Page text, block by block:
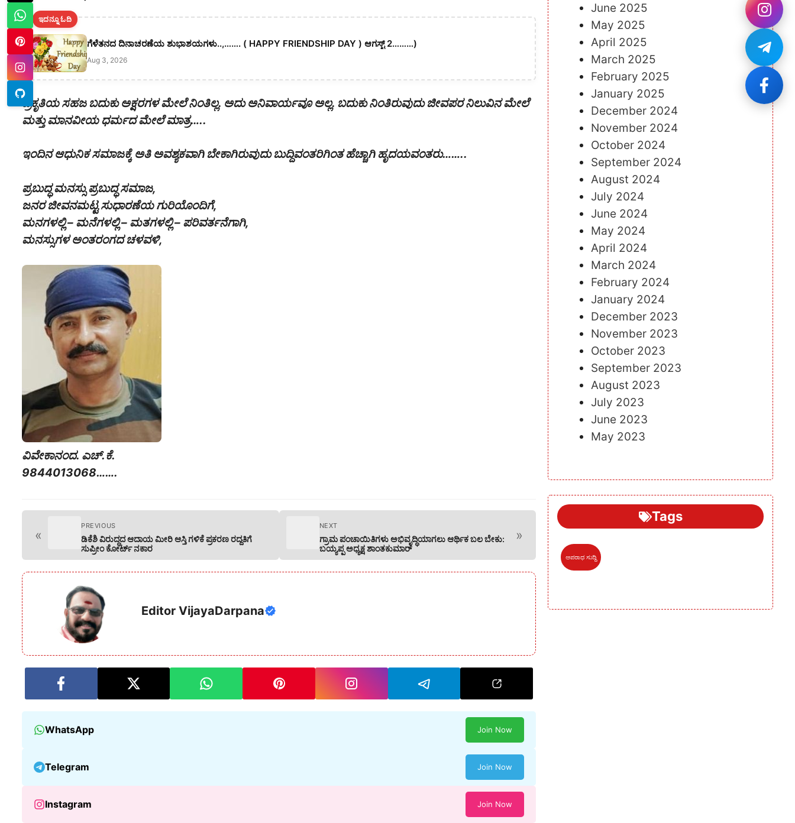
ಇದನ್ನೂ ಓದಿ
ಗೆಳೆತನದ ದಿನಾಚರಣೆಯ ಶುಭಾಶಯಗಳು..,……. ( HAPPY FRIENDSHIP DAY ) ಆಗಸ್ಟ್ 2………)
Aug 3, 2026
ಪ್ರಕೃತಿಯ ಸಹಜ ಬದುಕು ಅಕ್ಷರಗಳ ಮೇಲೆ ನಿಂತಿಲ್ಲ. ಅದು ಅನಿವಾರ್ಯವೂ ಅಲ್ಲ. ಬದುಕು ನಿಂತಿರುವುದು ಜೀವಪರ ನಿಲುವಿನ ಮೇಲೆ
ಮತ್ತು ಮಾನವೀಯ ಧರ್ಮದ ಮೇಲೆ ಮಾತ್ರ…..
ಇಂದಿನ ಆಧುನಿಕ ಸಮಾಜಕ್ಕೆ ಅತಿ ಅವಶ್ಯಕವಾಗಿ ಬೇಕಾಗಿರುವುದು ಬುದ್ದಿವಂತರಿಗಿಂತ ಹೆಚ್ಚಾಗಿ ಹೃದಯವಂತರು……..
ಪ್ರಬುದ್ಧ ಮನಸ್ಸು ಪ್ರಬುದ್ಧ ‌ಸಮಾಜ,
ಜನರ ಜೀವನಮಟ್ಟ ಸುಧಾರಣೆಯ ಗುರಿಯೊಂದಿಗೆ,
ಮನಗಳಲ್ಲಿ – ಮನೆಗಳಲ್ಲಿ – ಮತಗಳಲ್ಲಿ – ಪರಿವರ್ತನೆಗಾಗಿ,
ಮನಸ್ಸುಗಳ ಅಂತರಂಗದ ಚಳವಳಿ,
ವಿವೇಕಾನಂದ‌. ಎಚ್.ಕೆ.
9844013068…….
«
PREVIOUS
ಡಿಕೆಶಿ ವಿರುದ್ಧದ ಆದಾಯ ಮೀರಿ ಆಸ್ತಿ ಗಳಿಕೆ ಪ್ರಕರಣ ರದ್ದತಿಗೆ
ಸುಪ್ರೀಂ ಕೋರ್ಟ್ ನಕಾರ
NEXT
ಗ್ರಾಮ ಪಂಚಾಯಿತಿಗಳು ಅಭಿವೃದ್ಧಿಯಾಗಲು ಆರ್ಥಿಕ ಬಲ ಬೇಕು:
ಬಯ್ಯಪ್ಪ ಅಧ್ಯಕ್ಷ ಶಾಂತಕುಮಾರ್
»
Editor VijayaDarpana
WhatsApp Join Now
Telegram Join Now
Instagram Join Now
June 2025
May 2025
April 2025
March 2025
February 2025
January 2025
December 2024
November 2024
October 2024
September 2024
August 2024
July 2024
June 2024
May 2024
April 2024
March 2024
February 2024
January 2024
December 2023
November 2023
October 2023
September 2023
August 2023
July 2023
June 2023
May 2023
Tags
ಅಪರಾಧ ಸುದ್ದಿ